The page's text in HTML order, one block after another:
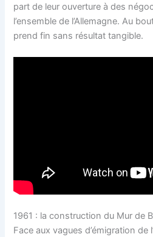
part de leur ouverture à des
l’ensemble de l’Allemagne. Au
prend fin sans résultat tangible.
1961 : la construction du Mur de
Face aux vagues d’émigration de